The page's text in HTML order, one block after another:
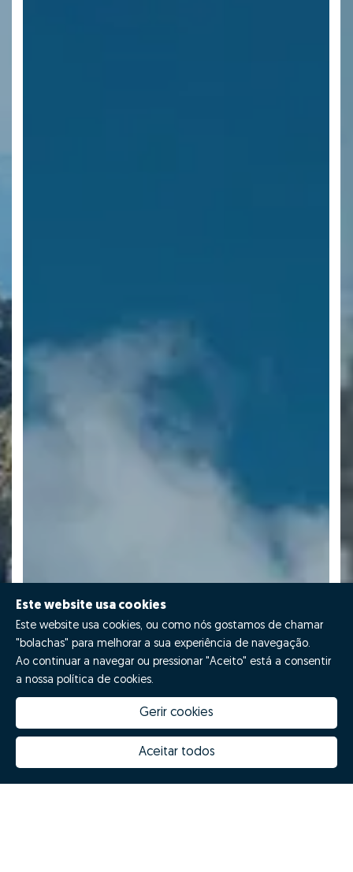
Este website usa cookies
Este website usa cookies, ou como nós gostamos de chamar
"bolachas" para melhorar a sua experiência de navegação.
Ao continuar a navegar ou pressionar "Aceito" está a consentir
a nossa política de cookies.
Gerir cookies
Aceitar todos